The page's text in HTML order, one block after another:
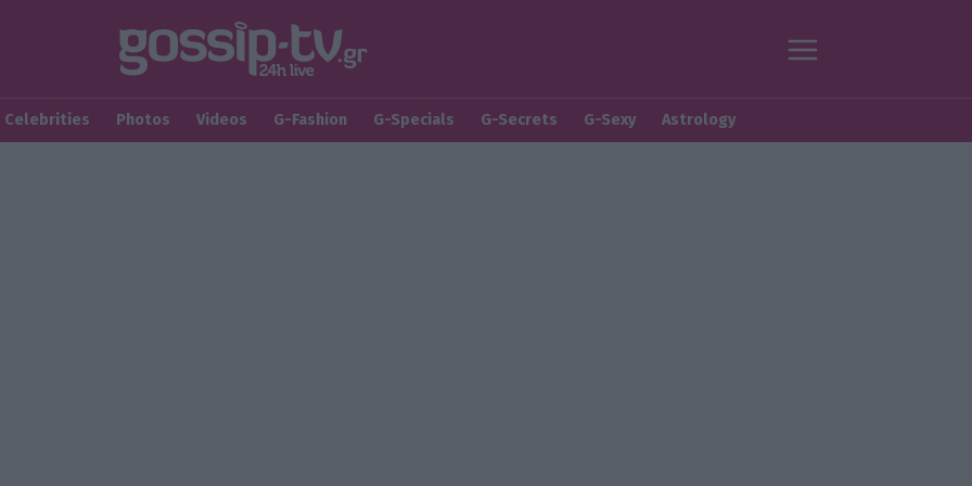
Celebrities Photos Videos G-Fashion G-Specials G-Secrets G-Sexy Astrology